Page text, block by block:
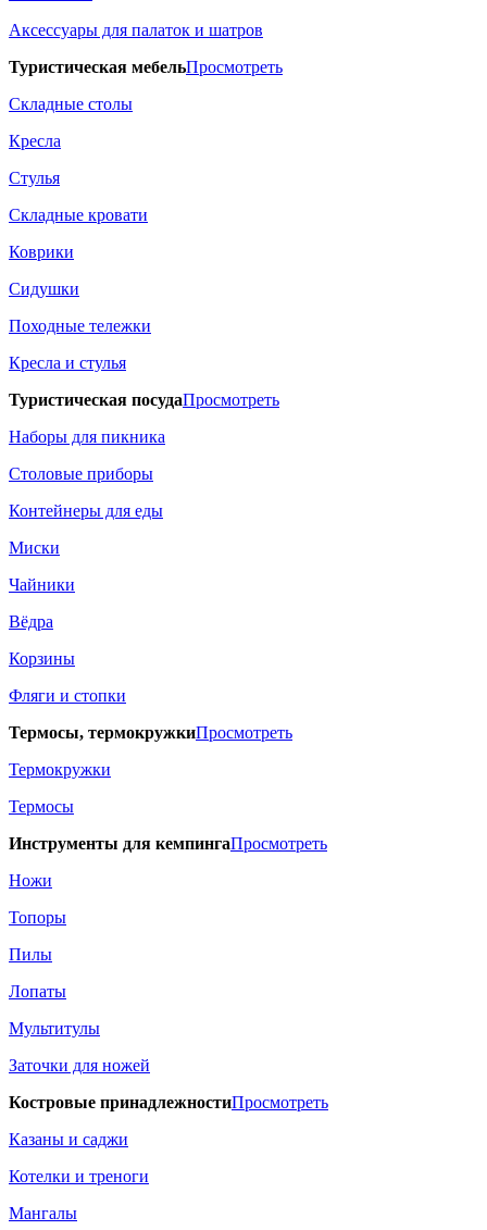
Аксессуары для палаток и шатров
Туристическая мебельПросмотреть
Складные столы
Кресла
Стулья
Складные кровати
Коврики
Сидушки
Походные тележки
Кресла и стулья
Туристическая посудаПросмотреть
Наборы для пикника
Столовые приборы
Контейнеры для еды
Миски
Чайники
Вёдра
Корзины
Фляги и стопки
Термосы, термокружкиПросмотреть
Термокружки
Термосы
Инструменты для кемпингаПросмотреть
Ножи
Топоры
Пилы
Лопаты
Мультитулы
Заточки для ножей
Костровые принадлежностиПросмотреть
Казаны и саджи
Котелки и треноги
Мангалы